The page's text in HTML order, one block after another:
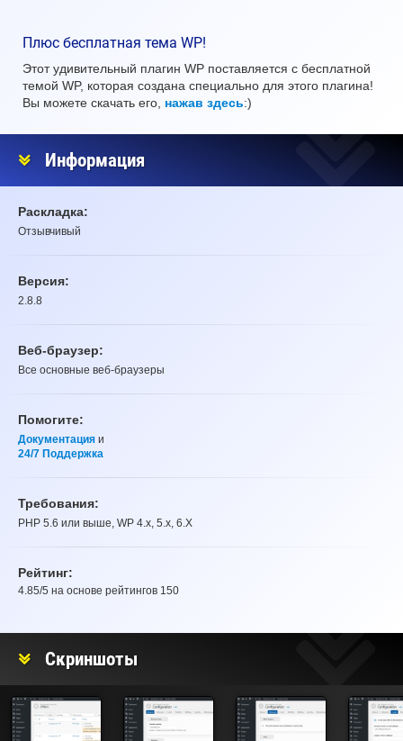
Плюс бесплатная тема WP!
Этот удивительный плагин WP поставляется с бесплатной
темой WP, которая создана специально для этого плагина!
Вы можете скачать его, нажав здесь:)
Информация
Раскладка:
Отзывчивый
Версия:
2.8.8
Веб-браузер:
Все основные веб-браузеры
Помогите:
Документация и
24/7 Поддержка
Требования:
PHP 5.6 или выше, WP 4.x, 5.x, 6.X
Рейтинг:
4.85/5 на основе рейтингов 150
Скриншоты